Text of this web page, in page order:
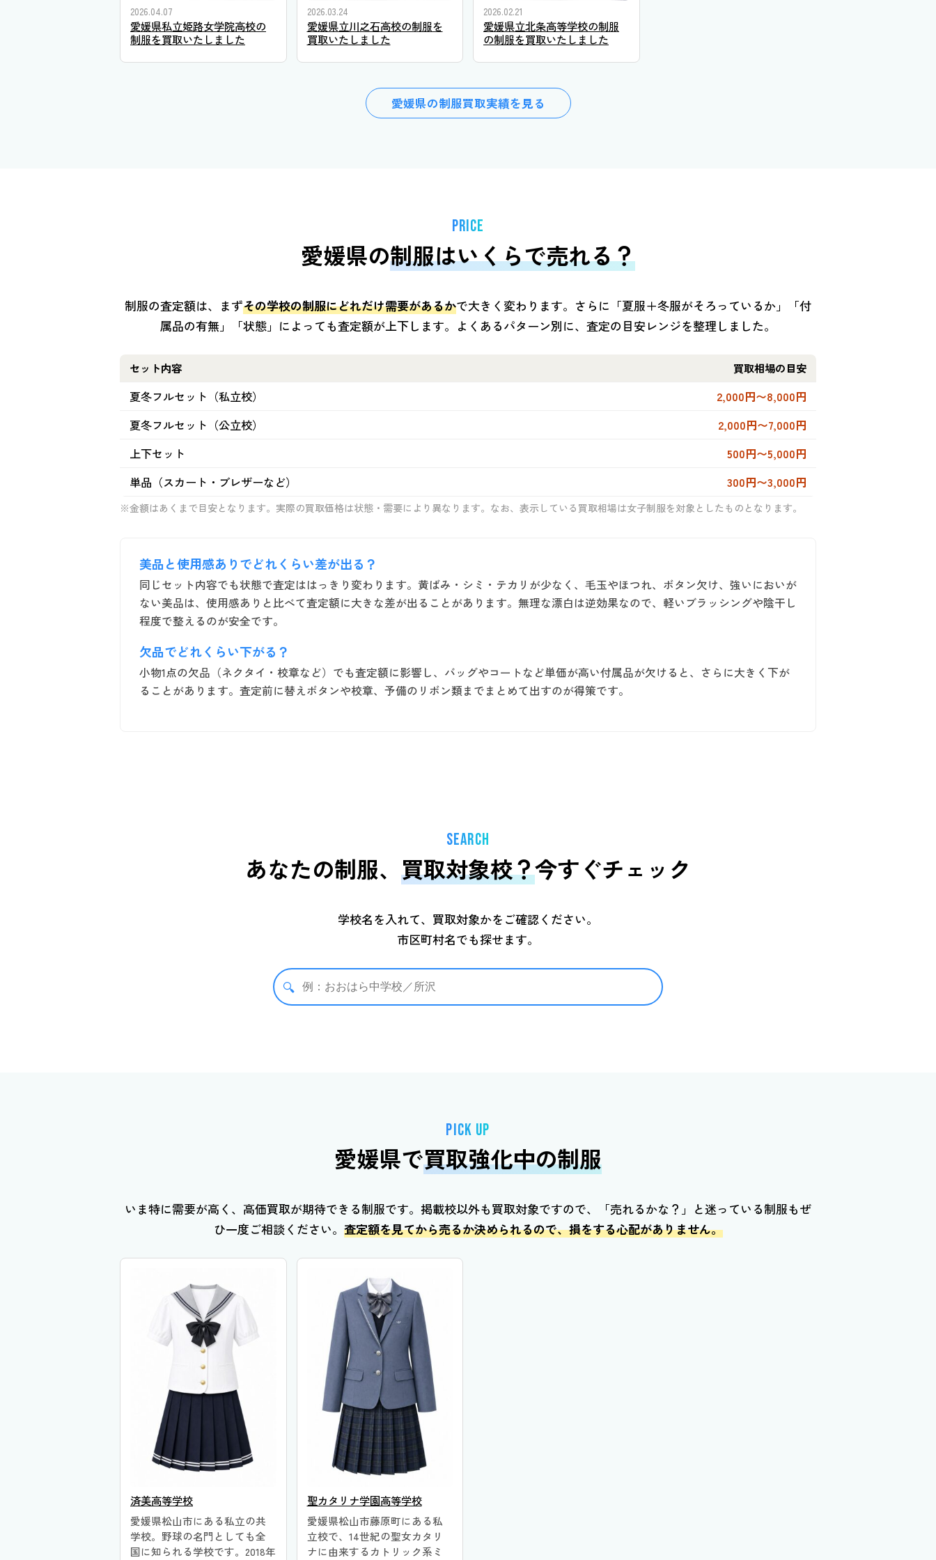
2026.04.07
愛媛県私立姫路女学院高校の
制服を買取いたしました
2026.03.24
愛媛県立川之石高校の制服を
買取いたしました
2026.02.21
愛媛県立北条高等学校の制服
の制服を買取いたしました
愛媛県の制服買取実績を見る
PRICE
愛媛県の制服はいくらで売れる？
制服の査定額は、まずその学校の制服にどれだけ需要があるかで大きく変わります。さらに「夏服＋冬服がそろっているか」「付
属品の有無」「状態」によっても査定額が上下します。よくあるパターン別に、査定の目安レンジを整理しました。
セット内容 買取相場の目安
夏冬フルセット（私立校）
2,000円〜8,000円
夏冬フルセット（公立校）
2,000円〜7,000円
上下セット
500円〜5,000円
単品（スカート・ブレザーなど）
300円〜3,000円
※金額はあくまで目安となります。実際の買取価格は状態・需要により異なります。なお、表示している買取相場は女子制服を対象としたものとなります。
美品と使用感ありでどれくらい差が出る？
同じセット内容でも状態で査定ははっきり変わります。黄ばみ・シミ・テカリが少なく、毛玉やほつれ、ボタン欠け、強いにおいが
ない美品は、使用感ありと比べて査定額に大きな差が出ることがあります。無理な漂白は逆効果なので、軽いブラッシングや陰干し
程度で整えるのが安全です。
欠品でどれくらい下がる？
小物1点の欠品（ネクタイ・校章など）でも査定額に影響し、バッグやコートなど単価が高い付属品が欠けると、さらに大きく下が
ることがあります。査定前に替えボタンや校章、予備のリボン類までまとめて出すのが得策です。
SEARCH
あなたの制服、 買取対象校？今すぐチェック
学校名を入れて、買取対象かをご確認ください。
市区町村名でも探せます。
🔍
PICK UP
愛媛県で買取強化中の制服
いま特に需要が高く、高価買取が期待できる制服です。掲載校以外も買取対象ですので、「売れるかな？」と迷っている制服もぜ
ひ一度ご相談ください。 査定額を見てから売るか決められるので、損をする心配がありません。
済美高等学校
愛媛県松山市にある私立の共
学校。野球の名門としても全
国に知られる学校です。2018年
聖カタリナ学園高等学校
愛媛県松山市藤原町にある私
立校で、14世紀の聖女カタリ
ナに由来するカトリック系ミ